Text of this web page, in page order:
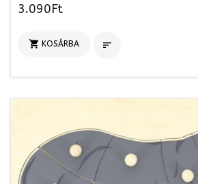
3.090Ft
 KOSÁRBA 